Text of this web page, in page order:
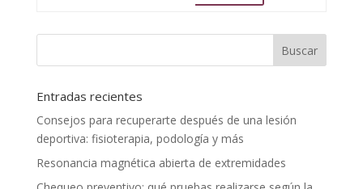
Entradas recientes
Consejos para recuperarte después de una lesión
deportiva: fisioterapia, podología y más
Resonancia magnética abierta de extremidades